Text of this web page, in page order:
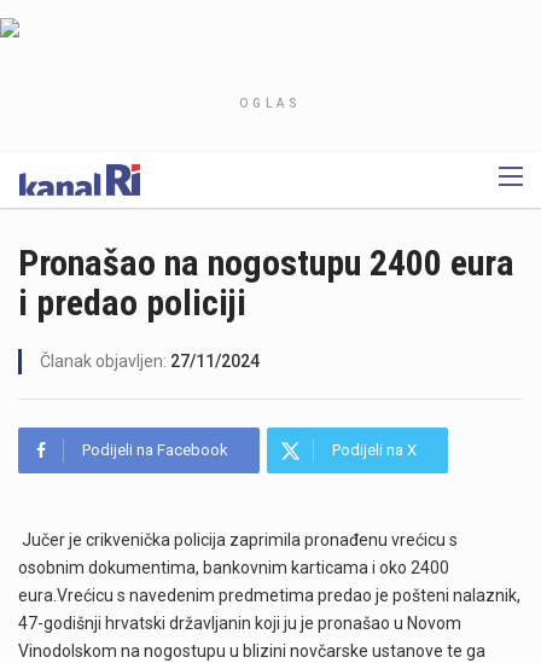
OGLAS
Pronašao na nogostupu 2400 eura
i predao policiji
Članak objavljen: 27/11/2024
Podijeli na Facebook Podijeli na X
Jučer je crikvenička policija zaprimila pronađenu vrećicu s
osobnim dokumentima, bankovnim karticama i oko 2400
eura.Vrećicu s navedenim predmetima predao je pošteni nalaznik,
47-godišnji hrvatski državljanin koji ju je pronašao u Novom
Vinodolskom na nogostupu u blizini novčarske ustanove te ga